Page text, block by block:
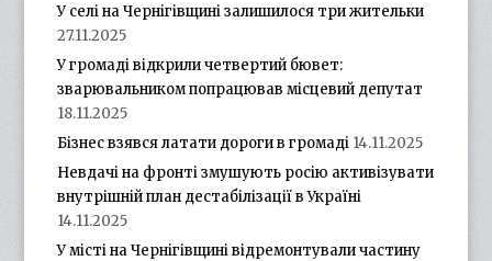
У селі на Чернігівщині залишилося три жительки
27.11.2025
У громаді відкрили четвертий бювет:
зварювальником попрацював місцевий депутат
18.11.2025
Бізнес взявся латати дороги в громаді 14.11.2025
Невдачі на фронті змушують росію активізувати
внутрішній план дестабілізації в Україні
14.11.2025
У місті на Чернігівщині відремонтували частину